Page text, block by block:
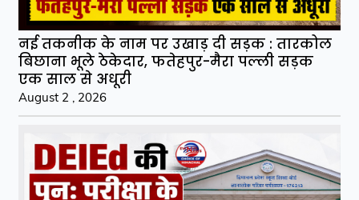
नई तकनीक के नाम पर उखाड़ दी सड़क : तारकोल
बिछाना भूले ठेकेदार, फतेहपुर-मैरा पल्ली सड़क
एक साल से अधूरी
August 2 , 2026